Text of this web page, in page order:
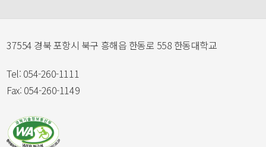
37554 경북 포항시 북구 흥해읍 한동로 558 한동대학교
Tel: 054-260-1111
Fax: 054-260-1149